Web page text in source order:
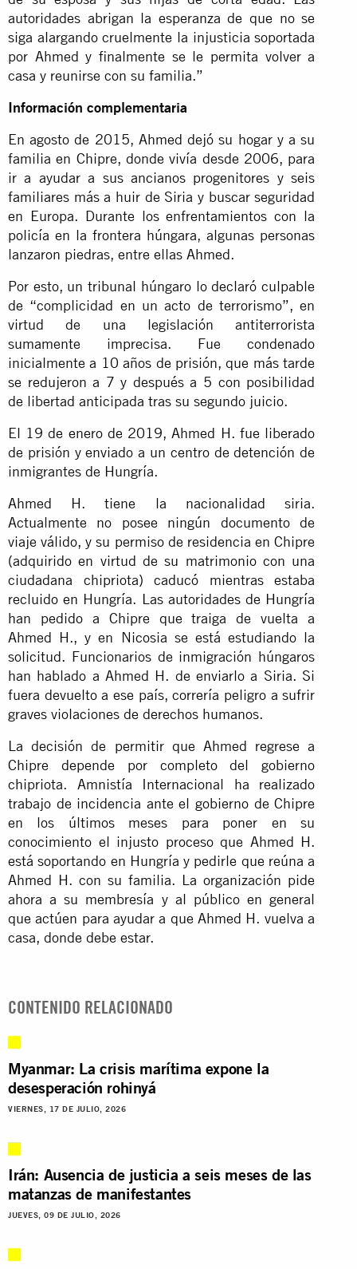
autoridades abrigan la esperanza de que no se
siga alargando cruelmente la injusticia soportada
por Ahmed y finalmente se le permita volver a
casa y reunirse con su familia.”
Información complementaria
En agosto de 2015, Ahmed dejó su hogar y a su
familia en Chipre, donde vivía desde 2006, para
ir a ayudar a sus ancianos progenitores y seis
familiares más a huir de Siria y buscar seguridad
en Europa. Durante los enfrentamientos con la
policía en la frontera húngara, algunas personas
lanzaron piedras, entre ellas Ahmed.
Por esto, un tribunal húngaro lo declaró culpable
de “complicidad en un acto de terrorismo”, en
virtud de una legislación antiterrorista
sumamente imprecisa. Fue condenado
inicialmente a 10 años de prisión, que más tarde
se redujeron a 7 y después a 5 con posibilidad
de libertad anticipada tras su segundo juicio.
El 19 de enero de 2019, Ahmed H. fue liberado
de prisión y enviado a un centro de detención de
inmigrantes de Hungría.
Ahmed H. tiene la nacionalidad siria.
Actualmente no posee ningún documento de
viaje válido, y su permiso de residencia en Chipre
(adquirido en virtud de su matrimonio con una
ciudadana chipriota) caducó mientras estaba
recluido en Hungría. Las autoridades de Hungría
han pedido a Chipre que traiga de vuelta a
Ahmed H., y en Nicosia se está estudiando la
solicitud. Funcionarios de inmigración húngaros
han hablado a Ahmed H. de enviarlo a Siria. Si
fuera devuelto a ese país, correría peligro a sufrir
graves violaciones de derechos humanos.
La decisión de permitir que Ahmed regrese a
Chipre depende por completo del gobierno
chipriota. Amnistía Internacional ha realizado
trabajo de incidencia ante el gobierno de Chipre
en los últimos meses para poner en su
conocimiento el injusto proceso que Ahmed H.
está soportando en Hungría y pedirle que reúna a
Ahmed H. con su familia. La organización pide
ahora a su membresía y al público en general
que actúen para ayudar a que Ahmed H. vuelva a
casa, donde debe estar.
CONTENIDO RELACIONADO
Myanmar: La crisis marítima expone la
desesperación rohinyá
VIERNES, 17 DE JULIO, 2026
Irán: Ausencia de justicia a seis meses de las
matanzas de manifestantes
JUEVES, 09 DE JULIO, 2026